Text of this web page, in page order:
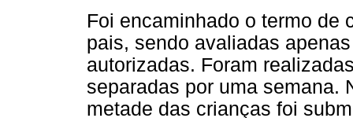
Foi encaminhado o termo de
pais, sendo avaliadas
autorizadas. Foram
separadas por uma semana.
metade das crianças foi